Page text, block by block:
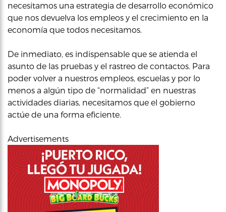
necesitamos una estrategia de desarrollo económico
que nos devuelva los empleos y el crecimiento en la
economía que todos necesitamos.
De inmediato, es indispensable que se atienda el
asunto de las pruebas y el rastreo de contactos. Para
poder volver a nuestros empleos, escuelas y por lo
menos a algún tipo de “normalidad” en nuestras
actividades diarias, necesitamos que el gobierno
actúe de una forma eficiente.
Advertisements